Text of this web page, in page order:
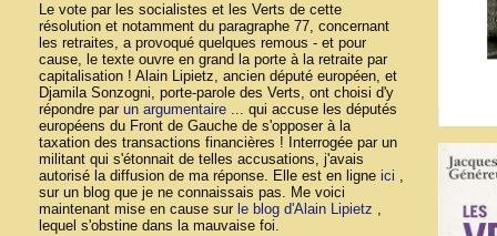
Le vote par les socialistes et les Verts de cette
résolution et notamment du paragraphe 77, concernant
les retraites, a provoqué quelques remous - et pour
cause, le texte ouvre en grand la porte à la retraite par
capitalisation ! Alain Lipietz, ancien député européen, et
Djamila Sonzogni, porte-parole des Verts, ont choisi d'y
répondre par un argumentaire ... qui accuse les députés
européens du Front de Gauche de s'opposer à la
taxation des transactions financières ! Interrogée par un
militant qui s'étonnait de telles accusations, j'avais
autorisé la diffusion de ma réponse. Elle est en ligne ici ,
sur un blog que je ne connaissais pas. Me voici
maintenant mise en cause sur le blog d'Alain Lipietz ,
lequel s'obstine dans la mauvaise foi.